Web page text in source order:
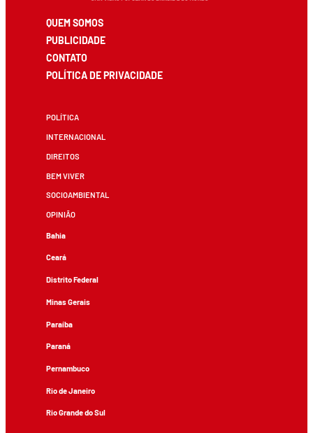
QUEM SOMOS
PUBLICIDADE
CONTATO
POLÍTICA DE PRIVACIDADE
POLÍTICA
INTERNACIONAL
DIREITOS
BEM VIVER
SOCIOAMBIENTAL
OPINIÃO
Bahia
Ceará
Distrito Federal
Minas Gerais
Paraíba
Paraná
Pernambuco
Rio de Janeiro
Rio Grande do Sul